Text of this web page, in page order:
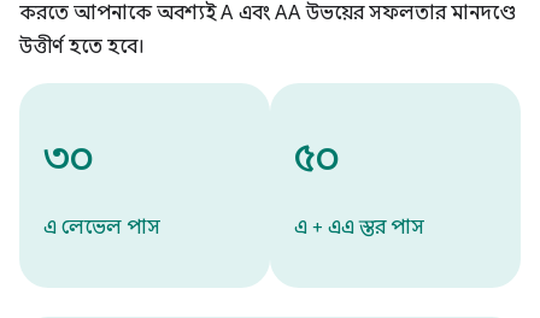
করতে আপনাকে অবশ্যই A এবং AA উভয়ের সফলতার মানদণ্ডে
উত্তীর্ণ হতে হবে।
৩০
এ লেভেল পাস
৫০
এ + এএ স্তর পাস